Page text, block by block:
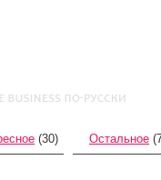
(30) Остальное